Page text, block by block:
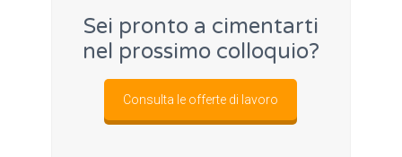
Sei pronto a cimentarti
nel prossimo colloquio?
Consulta le offerte di lavoro